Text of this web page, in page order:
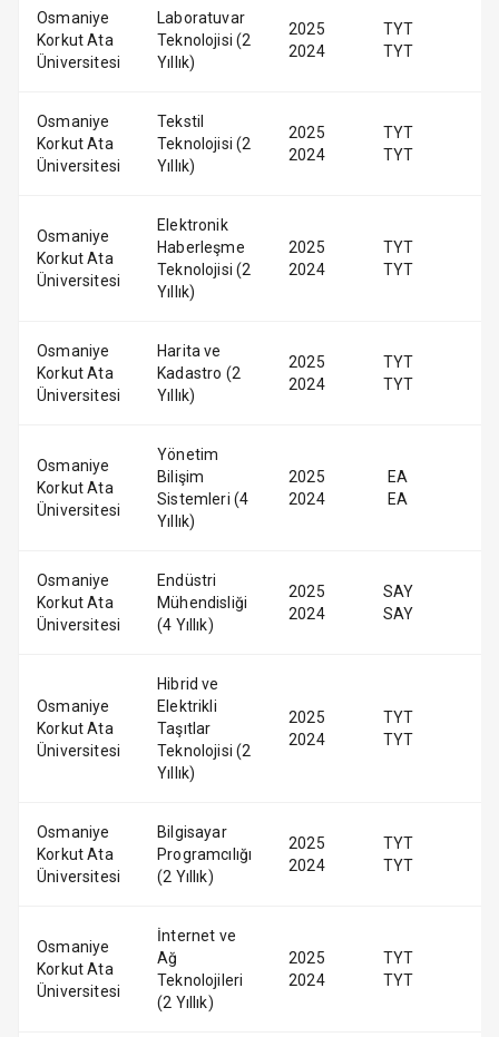
Osmaniye
Korkut Ata
Üniversitesi
Laboratuvar
Teknolojisi (2
Yıllık)
2025
2024
TYT
TYT
Osmaniye
Korkut Ata
Üniversitesi
Tekstil
Teknolojisi (2
Yıllık)
2025
2024
TYT
TYT
Osmaniye
Korkut Ata
Üniversitesi
Elektronik
Haberleşme
Teknolojisi (2
Yıllık)
2025
2024
TYT
TYT
Osmaniye
Korkut Ata
Üniversitesi
Harita ve
Kadastro (2
Yıllık)
2025
2024
TYT
TYT
Osmaniye
Korkut Ata
Üniversitesi
Yönetim
Bilişim
Sistemleri (4
Yıllık)
2025
2024
EA
EA
Osmaniye
Korkut Ata
Üniversitesi
Endüstri
Mühendisliği
(4 Yıllık)
2025
2024
SAY
SAY
Osmaniye
Korkut Ata
Üniversitesi
Hibrid ve
Elektrikli
Taşıtlar
Teknolojisi (2
Yıllık)
2025
2024
TYT
TYT
Osmaniye
Korkut Ata
Üniversitesi
Bilgisayar
Programcılığı
(2 Yıllık)
2025
2024
TYT
TYT
Osmaniye
Korkut Ata
Üniversitesi
İnternet ve
Ağ
Teknolojileri
(2 Yıllık)
2025
2024
TYT
TYT